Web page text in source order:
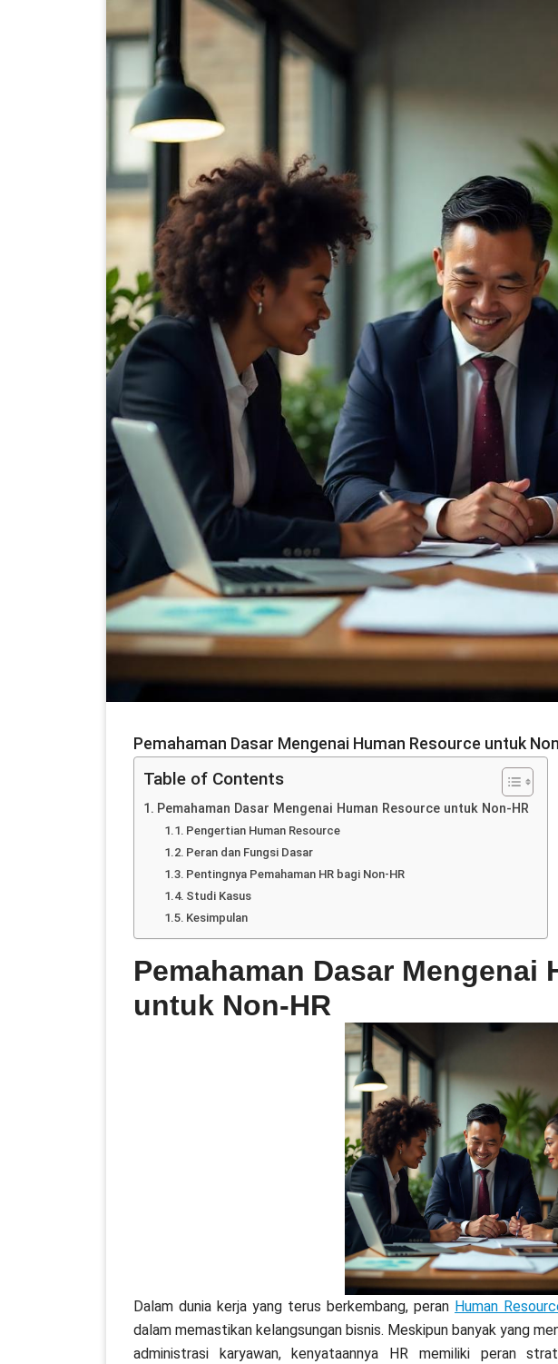
Pemahaman Dasar Mengenai Human Resource untuk
Table of Contents
Pemahaman Dasar Mengenai Human Resource untuk Non-HR
Pengertian Human Resource
Peran dan Fungsi Dasar
Pentingnya Pemahaman HR bagi Non-HR
Studi Kasus
Kesimpulan
Pemahaman Dasar Mengenai
untuk Non-HR
Dalam dunia kerja yang terus berkembang, peran Human
dalam memastikan kelangsungan bisnis. Meskipun banyak yang
administrasi karyawan, kenyataannya HR memiliki peran